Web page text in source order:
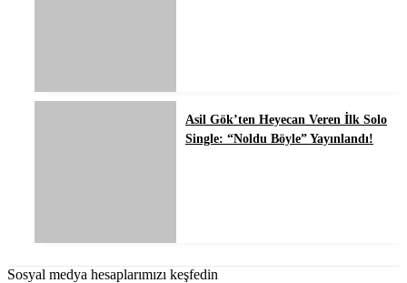
Asil Gök’ten Heyecan Veren İlk Solo
Single: “Noldu Böyle” Yayınlandı!
Sosyal medya hesaplarımızı keşfedin